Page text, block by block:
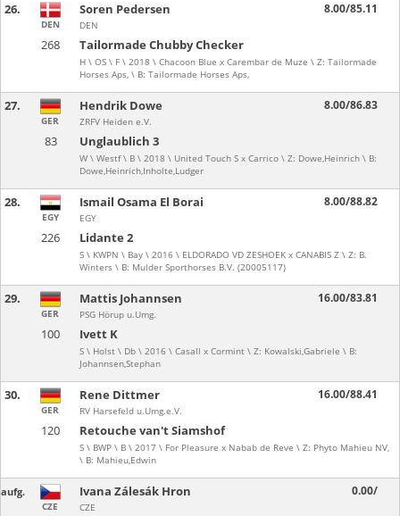
26.
268 Tailormade Chubby Checker
H \ OS \ F \ 2018 \ Chacoon Blue x Carembar de Muze \ Z: Tailormade
Horses Aps, \ B: Tailormade Horses Aps,
DEN
Soren Pedersen
DEN
8.00/85.11
27.
83 Unglaublich 3
W \ Westf \ B \ 2018 \ United Touch S x Carrico \ Z: Dowe,Heinrich \ B:
Dowe,Heinrich,Inholte,Ludger
GER
Hendrik Dowe
ZRFV Heiden e.V.
8.00/86.83
28.
226 Lidante 2
S \ KWPN \ Bay \ 2016 \ ELDORADO VD ZESHOEK x CANABIS Z \ Z: B.
Winters \ B: Mulder Sporthorses B.V. (20005117)
EGY
Ismail Osama El Borai
EGY
8.00/88.82
29.
100 Ivett K
S \ Holst \ Db \ 2016 \ Casall x Cormint \ Z: Kowalski,Gabriele \ B:
Johannsen,Stephan
GER
Mattis Johannsen
PSG Hörup u.Umg.
16.00/83.81
30.
120 Retouche van't Siamshof
S \ BWP \ B \ 2017 \ For Pleasure x Nabab de Reve \ Z: Phyto Mahieu NV,
\ B: Mahieu,Edwin
GER
Rene Dittmer
RV Harsefeld u.Umg.e.V.
16.00/88.41
aufg.
CZE
Ivana Zálesák Hron
CZE
0.00/